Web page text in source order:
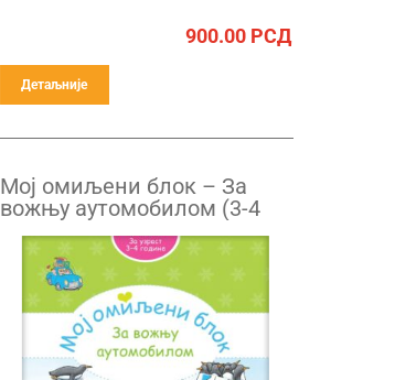
900.00РСД
Детаљније
Mој омиљени блок – За
вожњу аутомобилом (3-4
године)